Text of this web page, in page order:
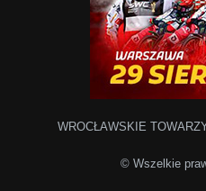
WROCŁAWSKIE
© Wszelkie